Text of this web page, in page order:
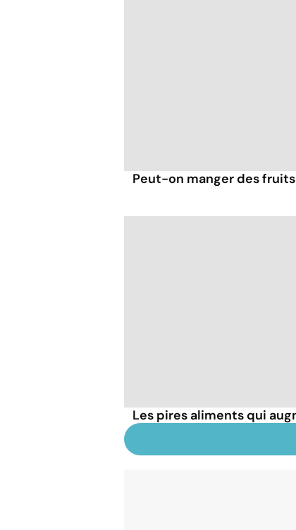
Peut-on manger des fruits
Les pires aliments qui